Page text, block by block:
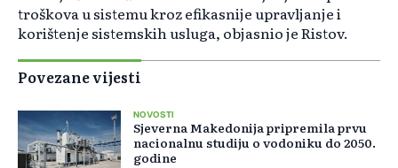
troškova u sistemu kroz efikasnije upravljanje i
korištenje sistemskih usluga, objasnio je Ristov.
Povezane vijesti
NOVOSTI
Sjeverna Makedonija pripremila prvu
nacionalnu studiju o vodoniku do 2050.
godine